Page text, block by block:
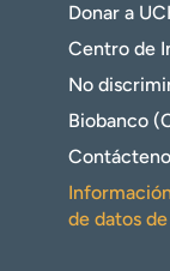
Donar a
Centro de
No
Biobanco
de datos